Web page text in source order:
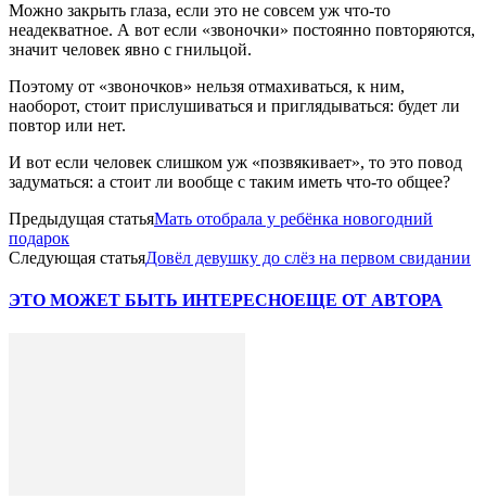
Можно закрыть глаза, если это не совсем уж что-то
неадекватное. А вот если «звоночки» постоянно повторяются,
значит человек явно с гнильцой.
Поэтому от «звоночков» нельзя отмахиваться, к ним,
наоборот, стоит прислушиваться и приглядываться: будет ли
повтор или нет.
И вот если человек слишком уж «позвякивает», то это повод
задуматься: а стоит ли вообще с таким иметь что-то общее?
Предыдущая статьяМать отобрала у ребёнка новогодний
подарок
Следующая статьяДовёл девушку до слёз на первом свидании
ЭТО МОЖЕТ БЫТЬ ИНТЕРЕСНОЕЩЕ ОТ АВТОРА